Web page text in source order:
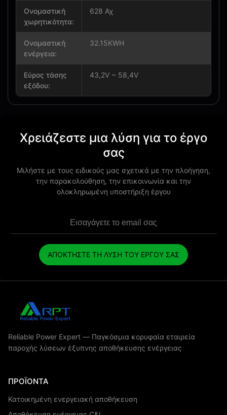
Ονομαστική
χωρητικότητα:
628 Αχ
Ονομαστική
ενέργεια:
32.15KWH
Εύρος τάσης
εξόδου:
43,2V ~ 58,4V
Χρειάζεστε μια λύση για το έργο
σας
Μιλήστε με τους ειδικούς μας σχετικά με την πλοήγηση,
την παρακολούθηση, την επικοινωνία και την
ολοκληρωμένη υποστήριξη έργου
ΑΠΟΚΤΗΣΤΕ ΤΗ ΛΥΣΗ ΤΟΥ ΕΡΓΟΥ ΣΑΣ
Reliable Power Expert — Παγκόσμια κορυφαία εταιρεία
παροχής λύσεων έξυπνης αποθήκευσης ενέργειας
ΠΡΟΪΌΝΤΑ
Κατοικημένη ενεργειακή αποθήκευση